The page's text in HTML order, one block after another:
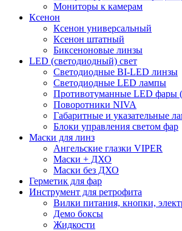
Мониторы к камерам
Ксенон
Ксенон универсальный
Ксенон штатный
Биксеноновые линзы
LED (светодиодный) свет
Светодиодные BI-LED линзы
Светодиодные LED лампы
Противотуманные LED фары
Поворотники NIVA
Габаритные и указательные
Блоки управления светом фар
Маски для линз
Ангельские глазки VIPER
Маски + ДХО
Маски без ДХО
Герметик для фар
Инструмент для ретрофита
Вилки питания, кнопки,
Демо боксы
Жидкости